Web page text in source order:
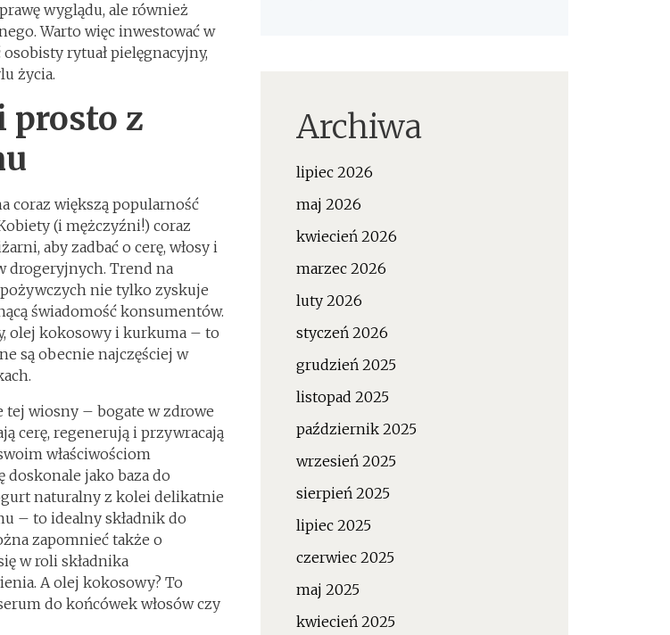
wyglądu, ale również
Warto więc inwestować w
rytuał pielęgnacyjny,
życia.
prosto z
coraz większą popularność
(i mężczyźni!) coraz
aby zadbać o cerę, włosy i
drogeryjnych. Trend na
nie tylko zyskuje
świadomość konsumentów.
olej kokosowy i kurkuma – to
są obecnie najczęściej w
tej wiosny – bogate w zdrowe
cerę, regenerują i przywracają
właściwościom
doskonale jako baza do
naturalny z kolei delikatnie
– to idealny składnik do
zapomnieć także o
w roli składnika
A olej kokosowy? To
do końcówek włosów czy
Archiwa
lipiec 2026
maj 2026
kwiecień 2026
marzec 2026
luty 2026
styczeń 2026
grudzień 2025
listopad 2025
październik 2025
wrzesień 2025
sierpień 2025
lipiec 2025
czerwiec 2025
maj 2025
kwiecień 2025